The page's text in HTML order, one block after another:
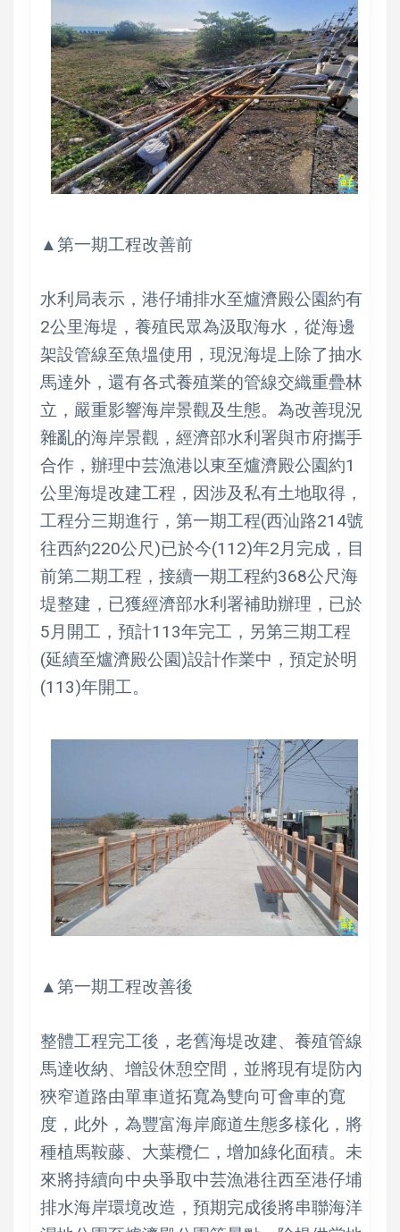
▲第一期工程改善前
水利局表示，港仔埔排水至爐濟殿公園約有
2公里海堤，養殖民眾為汲取海水，從海邊
架設管線至魚塭使用，現況海堤上除了抽水
馬達外，還有各式養殖業的管線交織重疊林
立，嚴重影響海岸景觀及生態。為改善現況
雜亂的海岸景觀，經濟部水利署與市府攜手
合作，辦理中芸漁港以東至爐濟殿公園約1
公里海堤改建工程，因涉及私有土地取得，
工程分三期進行，第一期工程(西汕路214號
往西約220公尺)已於今(112)年2月完成，目
前第二期工程，接續一期工程約368公尺海
堤整建，已獲經濟部水利署補助辦理，已於
5月開工，預計113年完工，另第三期工程
(延續至爐濟殿公園)設計作業中，預定於明
(113)年開工。
▲第一期工程改善後
整體工程完工後，老舊海堤改建、養殖管線
馬達收納、增設休憩空間，並將現有堤防內
狹窄道路由單車道拓寬為雙向可會車的寬
度，此外，為豐富海岸廊道生態多樣化，將
種植馬鞍藤、大葉欖仁，增加綠化面積。未
來將持續向中央爭取中芸漁港往西至港仔埔
排水海岸環境改造，預期完成後將串聯海洋